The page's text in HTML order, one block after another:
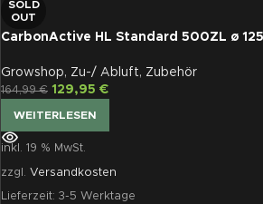
SOLD
OUT
CarbonActive HL Standard 500ZL ø 125
Growshop, Zu-/ Abluft, Zubehör
164,99€ 129,95 €
WEITERLESEN
inkl. 19 % MwSt.
zzgl. Versandkosten
Lieferzeit: 3-5 Werktage